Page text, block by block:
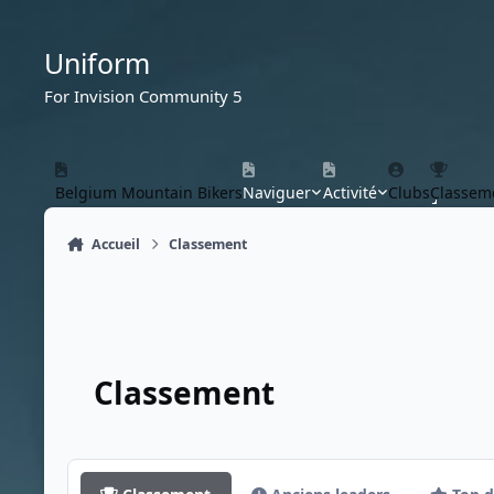
Uniform
For Invision Community 5
Belgium Mountain BikersNaviguer Activité Clubs
Accueil Classement
Classement